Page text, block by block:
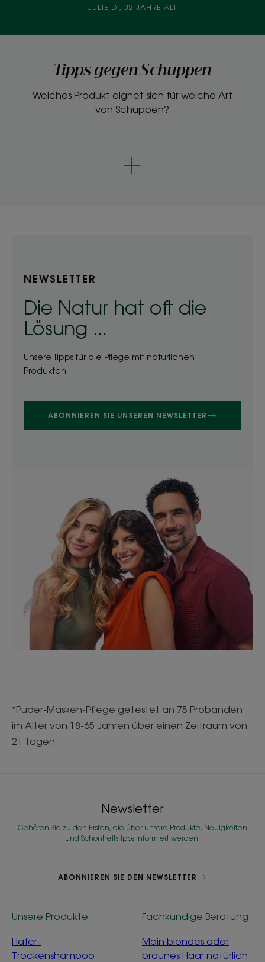
JULIE D., 32 JAHRE ALT
Tipps gegen Schuppen
Welches Produkt eignet sich für welche Art
von Schuppen?
NEWSLETTER
Die Natur hat oft die
Lösung ...
Unsere Tipps für die Pflege mit natürlichen
Produkten.
ABONNIEREN SIE UNSEREN NEWSLETTER
*Puder-Masken-Pflege getestet an 75 Probanden
im Alter von 18-65 Jahren über einen Zeitraum von
21 Tagen
Newsletter
Gehören Sie zu den Ersten, die über unsere Produkte, Neuigkeiten
und Schönheitstipps informiert werden!
ABONNIEREN SIE DEN NEWSLETTER
Unsere Produkte
Hafer-
Trockenshampoo
Fachkundige Beratung
Mein blondes oder
braunes Haar natürlich